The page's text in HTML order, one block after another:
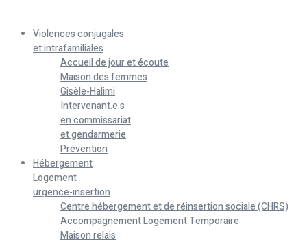
Violences conjugales
et intrafamiliales
Accueil de jour et écoute
Maison des femmes
Gisèle-Halimi
Intervenant.e.s
en commissariat
et gendarmerie
Prévention
Hébergement
Logement
urgence-insertion
Centre hébergement et de réinsertion sociale (CHRS)
Accompagnement Logement Temporaire
Maison relais